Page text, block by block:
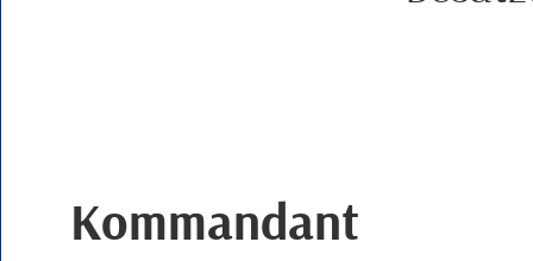
Kommandant